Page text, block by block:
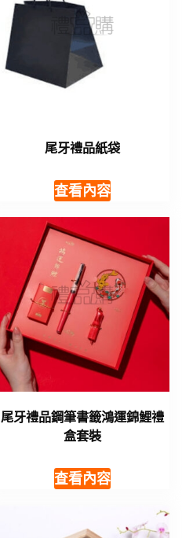
尾牙禮品紙袋
查看內容
尾牙禮品鋼筆書籤鴻運錦鯉禮
盒套裝
查看內容